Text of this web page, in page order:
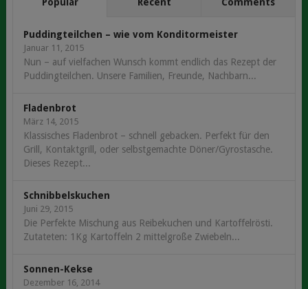
BEITRÄGE
Puddingteilchen – wie vom Konditormeister
Januar 11, 2015
Nun – auf vielfachen Wunsch kommt endlich das Rezept der
Puddingteilchen. Unsere Familien, Freunde, Nachbarn...
Fladenbrot
März 14, 2015
Klassisches Fladenbrot – schnell gebacken. Perfekt für den
Grill, Kontaktgrill, oder selbstgemachte Döner/Gyrostasche.
Dieses Rezept...
Schnibbelskuchen
Juni 29, 2015
Die Perfekte Mischung aus Reibekuchen und Kartoffelrösti.
Zutateten: 1Kg Kartoffeln 2 mittelgroße Zwiebeln...
Sonnen-Kekse
Dezember 16, 2014